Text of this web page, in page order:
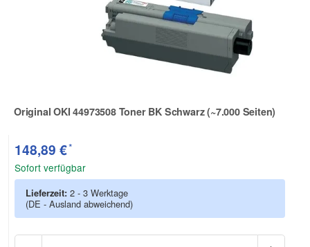
Original OKI 44973508 Toner BK Schwarz (~7.000 Seiten)
Zur Artikelbewertung
148,89 €*
Sofort verfügbar
Lieferzeit: 2 - 3 Werktage
(DE - Ausland abweichend)